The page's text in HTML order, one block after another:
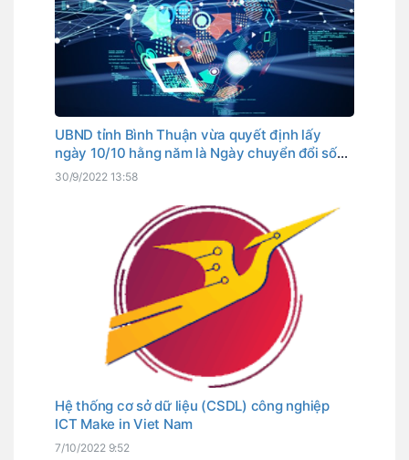
UBND tỉnh Bình Thuận vừa quyết định lấy
ngày 10/10 hằng năm là Ngày chuyển đổi số
tỉnh. Đây cũng là ngày Thủ tướng Chính phủ
30/9/2022 13:58
Hệ thống cơ sở dữ liệu (CSDL) công nghiệp
ICT Make in Viet Nam
7/10/2022 9:52